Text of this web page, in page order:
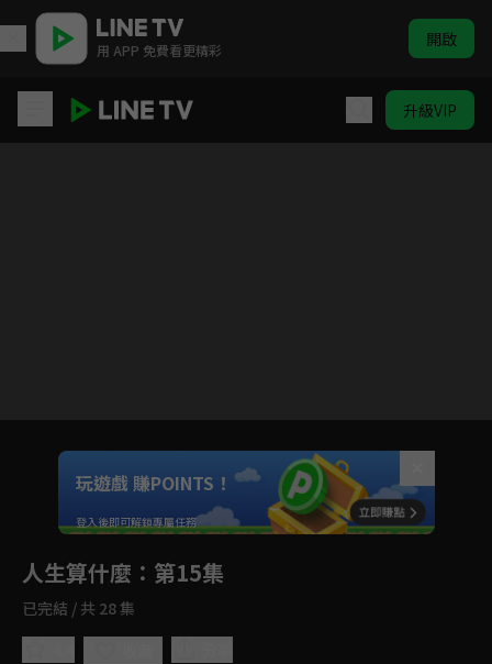
用 APP 免費看更精彩 開啟
升級VIP
Unmute
如有不便請見諒
玩遊戲 賺POINTS！
登入後即可解鎖專屬任務
人生算什麼 ：第15集
已完結 / 共 28 集